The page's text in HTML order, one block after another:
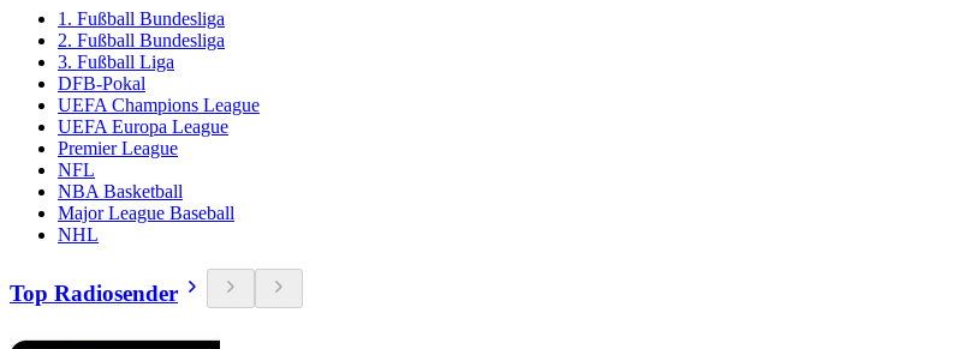
1. Fußball Bundesliga
2. Fußball Bundesliga
3. Fußball Liga
DFB-Pokal
UEFA Champions League
UEFA Europa League
Premier League
NFL
NBA Basketball
Major League Baseball
NHL
Top Radiosender